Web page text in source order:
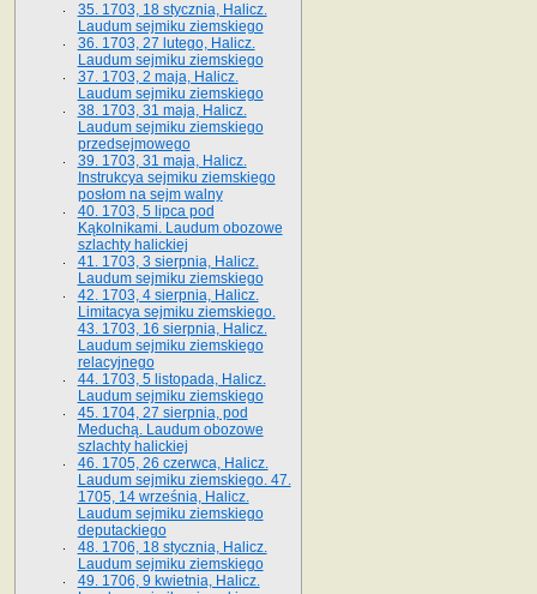
35. 1703, 18 stycznia, Halicz.
Laudum sejmiku ziemskiego
36. 1703, 27 lutego, Halicz.
Laudum sejmiku ziemskiego
37. 1703, 2 maja, Halicz.
Laudum sejmiku ziemskiego
38. 1703, 31 maja, Halicz.
Laudum sejmiku ziemskiego
przedsejmowego
39. 1703, 31 maja, Halicz.
Instrukcya sejmiku ziemskiego
posłom na sejm walny
40. 1703, 5 lipca pod
Kąkolnikami. Laudum obozowe
szlachty halickiej
41­. 1703, 3 sierpnia, Halicz.
Laudum sejmiku ziemskiego
42. 1703, 4 sierpnia, Halicz.
Limitacya sejmiku ziemskiego.
43. 1703, 16 sierpnia, Halicz.
Laudum sejmiku ziemskiego
relacyjnego
44. 1703, 5 listopada, Halicz.
Laudum sejmiku ziemskiego
45. 1704, 27 sierpnia, pod
Meduchą. Laudum obozowe
szlachty halickiej
46. 1705, 26 czerwca, Halicz.
Laudum sejmiku ziemskiego. 47.
1705, 14 września, Halicz.
Laudum sejmiku ziemskiego
deputackiego
48. 1706, 18 stycznia, Halicz.
Laudum sejmiku ziemskiego
49. 1706, 9 kwietnia, Halicz.